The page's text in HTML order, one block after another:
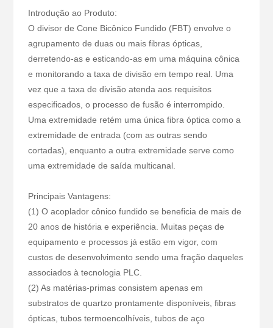
Introdução ao Produto:
O divisor de Cone Bicônico Fundido (FBT) envolve o
agrupamento de duas ou mais fibras ópticas,
derretendo-as e esticando-as em uma máquina cônica
e monitorando a taxa de divisão em tempo real. Uma
vez que a taxa de divisão atenda aos requisitos
especificados, o processo de fusão é interrompido.
Uma extremidade retém uma única fibra óptica como a
extremidade de entrada (com as outras sendo
cortadas), enquanto a outra extremidade serve como
uma extremidade de saída multicanal.
Principais Vantagens:
(1) O acoplador cônico fundido se beneficia de mais de
20 anos de história e experiência. Muitas peças de
equipamento e processos já estão em vigor, com
custos de desenvolvimento sendo uma fração daqueles
associados à tecnologia PLC.
(2) As matérias-primas consistem apenas em
substratos de quartzo prontamente disponíveis, fibras
ópticas, tubos termoencolhíveis, tubos de aço